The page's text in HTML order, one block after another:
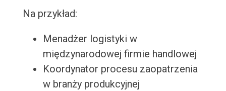
Na przykład:
Menadżer logistyki w
międzynarodowej firmie handlowej
Koordynator procesu zaopatrzenia
w branży produkcyjnej